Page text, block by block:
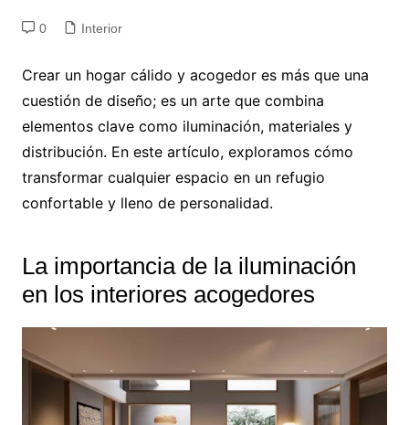
0 Interior
Crear un hogar cálido y acogedor es más que una
cuestión de diseño; es un arte que combina
elementos clave como iluminación, materiales y
distribución. En este artículo, exploramos cómo
transformar cualquier espacio en un refugio
confortable y lleno de personalidad.
La importancia de la iluminación
en los interiores acogedores